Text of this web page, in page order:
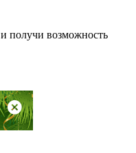
и получи возможность